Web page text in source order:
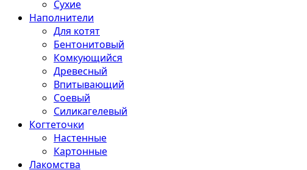
Сухие
Наполнители
Для котят
Бентонитовый
Комкующийся
Древесный
Впитывающий
Соевый
Силикагелевый
Когтеточки
Настенные
Картонные
Лакомства